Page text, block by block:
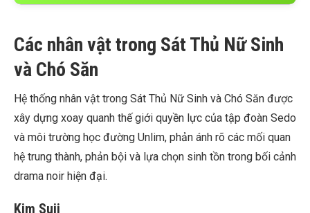
Các nhân vật trong Sát Thủ Nữ Sinh
và Chó Săn
Hệ thống nhân vật trong Sát Thủ Nữ Sinh và Chó Săn được
xây dựng xoay quanh thế giới quyền lực của tập đoàn Sedo
và môi trường học đường Unlim, phản ánh rõ các mối quan
hệ trung thành, phản bội và lựa chọn sinh tồn trong bối cảnh
drama noir hiện đại.
Kim Suji